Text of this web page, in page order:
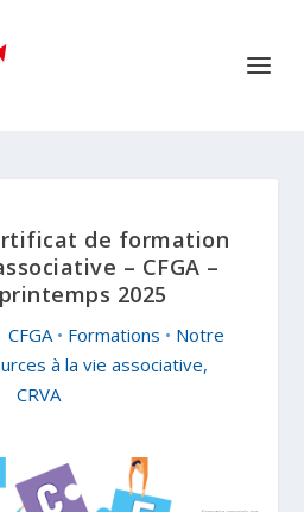
de formation
– CFGA –
2025
CFGA• Formations • Notre
à la vie associative,
CRVA